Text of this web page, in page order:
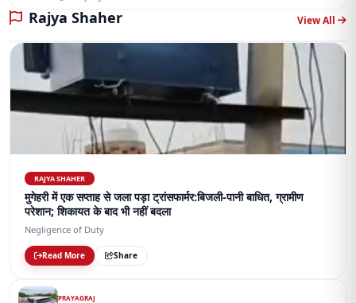
Rajya Shaher View All
RAJYA SHAHER
मुगेहरी में एक सप्ताह से जला पड़ा ट्रांसफार्मर:बिजली-पानी बाधित, ग्रामीण
परेशान; शिकायत के बाद भी नहीं बदला
Negligence of Duty
Read More Share
PRAYAGRAJ